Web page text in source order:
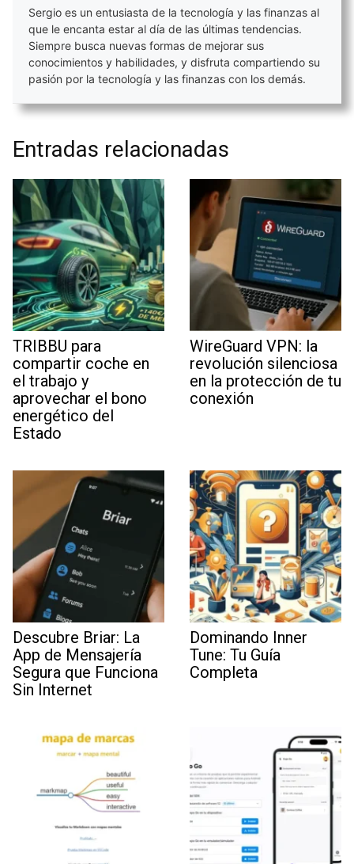
Sergio es un entusiasta de la tecnología y las finanzas al
que le encanta estar al día de las últimas tendencias.
Siempre busca nuevas formas de mejorar sus
conocimientos y habilidades, y disfruta compartiendo su
pasión por la tecnología y las finanzas con los demás.
Entradas relacionadas
TRIBBU para
compartir coche en
el trabajo y
aprovechar el bono
energético del
Estado
WireGuard VPN: la
revolución silenciosa
en la protección de tu
conexión
Descubre Briar: La
App de Mensajería
Segura que Funciona
Sin Internet
Dominando Inner
Tune: Tu Guía
Completa